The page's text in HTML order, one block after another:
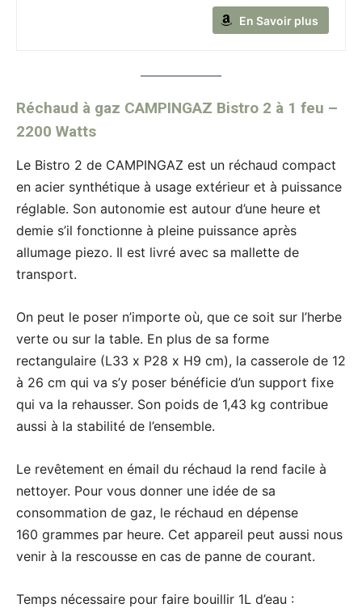
En Savoir plus
Réchaud à gaz CAMPINGAZ Bistro 2 à 1 feu –
2200 Watts
Le Bistro 2 de CAMPINGAZ est un réchaud compact
en acier synthétique à usage extérieur et à puissance
réglable. Son autonomie est autour d’une heure et
demie s’il fonctionne à pleine puissance après
allumage piezo. Il est livré avec sa mallette de
transport.
On peut le poser n’importe où, que ce soit sur l’herbe
verte ou sur la table. En plus de sa forme
rectangulaire (L33 x P28 x H9 cm), la casserole de 12
à 26 cm qui va s’y poser bénéficie d’un support fixe
qui va la rehausser. Son poids de 1,43 kg contribue
aussi à la stabilité de l’ensemble.
Le revêtement en émail du réchaud la rend facile à
nettoyer. Pour vous donner une idée de sa
consommation de gaz, le réchaud en dépense
160 grammes par heure. Cet appareil peut aussi nous
venir à la rescousse en cas de panne de courant.
Temps nécessaire pour faire bouillir 1L d’eau :